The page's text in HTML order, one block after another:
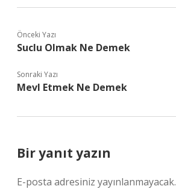
Önceki Yazı
Suclu Olmak Ne Demek
Sonraki Yazı
Mevl Etmek Ne Demek
Bir yanıt yazın
E-posta adresiniz yayınlanmayacak.